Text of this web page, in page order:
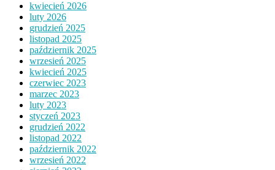
kwiecień 2026
luty 2026
grudzień 2025
listopad 2025
październik 2025
wrzesień 2025
kwiecień 2025
czerwiec 2023
marzec 2023
luty 2023
styczeń 2023
grudzień 2022
listopad 2022
październik 2022
wrzesień 2022